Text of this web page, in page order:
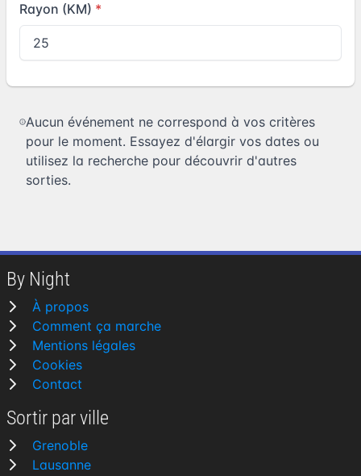
Rayon (KM)
Aucun événement ne correspond à vos critères
pour le moment. Essayez d'élargir vos dates ou
utilisez la recherche pour découvrir d'autres
sorties.
By Night
À propos
Comment ça marche
Mentions légales
Cookies
Contact
Sortir par ville
Grenoble
Lausanne